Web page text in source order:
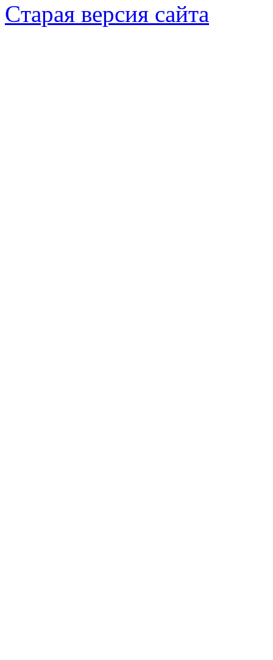
Cтарая версия сайта